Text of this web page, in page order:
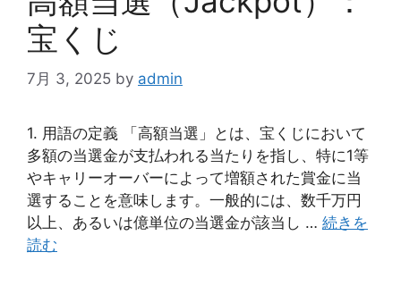
宝くじ
7月 3, 2025 by admin
1. 用語の定義 「高額当選」とは、宝くじにおいて
多額の当選金が支払われる当たりを指し、特に1等
やキャリーオーバーによって増額された賞金に当
選することを意味します。一般的には、数千万円
以上、あるいは億単位の当選金が該当し … 続きを
読む